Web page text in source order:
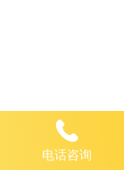
电话咨询